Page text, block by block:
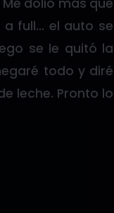
dolió más que
full… el auto se
se le quitó la
todo y diré
leche. Pronto lo